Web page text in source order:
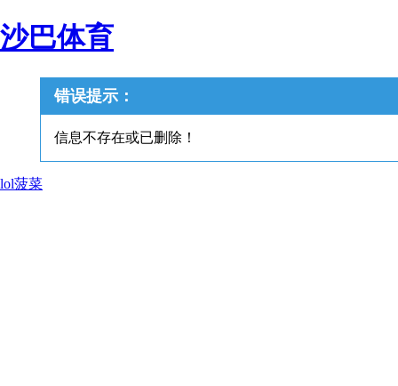
沙巴体育
错误提示：
信息不存在或已删除！
lol菠菜